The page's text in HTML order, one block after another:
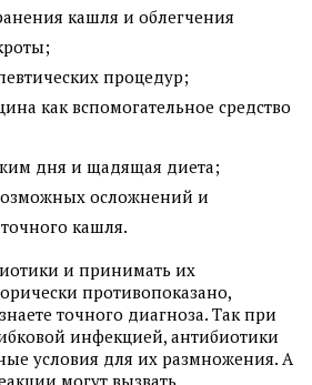
кашля и облегчения
процедур;
как вспомогательное средство
дня и щадящая диета;
осложнений и
кашля.
и принимать их
противопоказано,
точного диагноза. Так при
инфекцией, антибиотики
условия для их размножения. А